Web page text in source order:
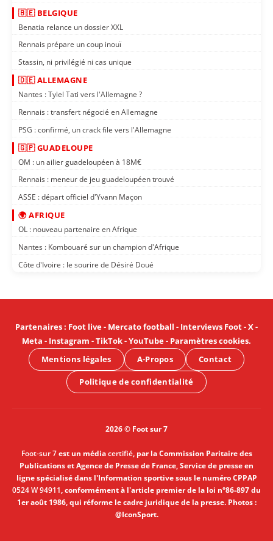
🇧🇪 BELGIQUE
Benatia relance un dossier XXL
Rennais prépare un coup inouï
Stassin, ni privilégié ni cas unique
🇩🇪 ALLEMAGNE
Nantes : Tylel Tati vers l'Allemagne ?
Rennais : transfert négocié en Allemagne
PSG : confirmé, un crack file vers l'Allemagne
🇬🇵 GUADELOUPE
OM : un ailier guadeloupéen à 18M€
Rennais : meneur de jeu guadeloupéen trouvé
ASSE : départ officiel d'Yvann Maçon
🌍 AFRIQUE
OL : nouveau partenaire en Afrique
Nantes : Kombouaré sur un champion d'Afrique
Côte d'Ivoire : le sourire de Désiré Doué
Partenaires: Foot live- Mercato football - Interviews Foot-X-
Meta - Instagram -TikTok-YouTube- Paramètres cookies.
Mentions légales
A-Propos Contact
Politique de confidentialité
2026 © Foot sur 7
Foot-sur 7est un médiacertifié, par la Commission Paritaire des
Publications et Agence de Presse de France, Service de presse en
ligne spécialisé dans l'Information sportive sous le numéro CPPAP
0524 W 94911, conformément à l'article premier de la loi n°86-897 du
1er août 1986, qui réforme le cadre juridique de la presse. Photos :
@IconSport.